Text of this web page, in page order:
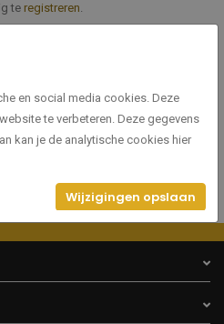
te registreren.
RY30100
en social media cookies. Deze
te verbeteren. Deze gegevens
kan je de analytische cookies hier
Wijzigingen opslaan